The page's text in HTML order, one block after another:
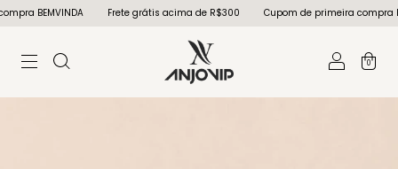
BEMVINDA Frete grátis acima de R$300 Cupom de primeira compra
0